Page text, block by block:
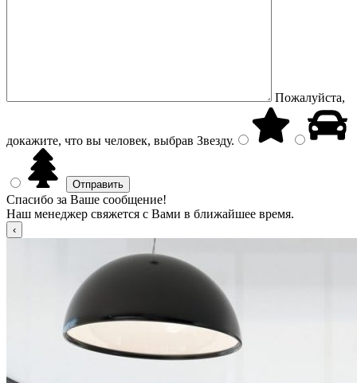
Пожалуйста,
докажите, что вы человек, выбрав Звезду.
Спасибо за Ваше сообщение!
Наш менеджер свяжется с Вами в ближайшее время.